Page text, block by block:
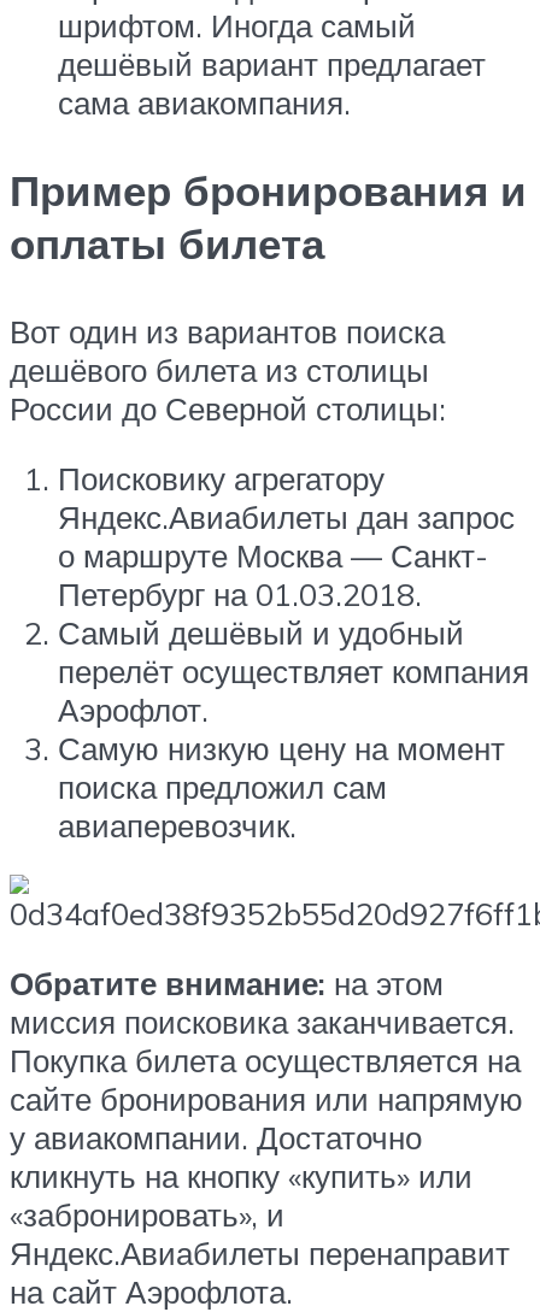
шрифтом. Иногда самый
дешёвый вариант предлагает
сама авиакомпания.
Пример бронирования и
оплаты билета
Вот один из вариантов поиска
дешёвого билета из столицы
России до Северной столицы:
Поисковику агрегатору
Яндекс.Авиабилеты дан запрос
о маршруте Москва — Санкт-
Петербург на 01.03.2018.
Самый дешёвый и удобный
перелёт осуществляет компания
Аэрофлот.
Самую низкую цену на момент
поиска предложил сам
авиаперевозчик.
Обратите внимание: на этом
миссия поисковика заканчивается.
Покупка билета осуществляется на
сайте бронирования или напрямую
у авиакомпании. Достаточно
кликнуть на кнопку «купить» или
«забронировать», и
Яндекс.Авиабилеты перенаправит
на сайт Аэрофлота.